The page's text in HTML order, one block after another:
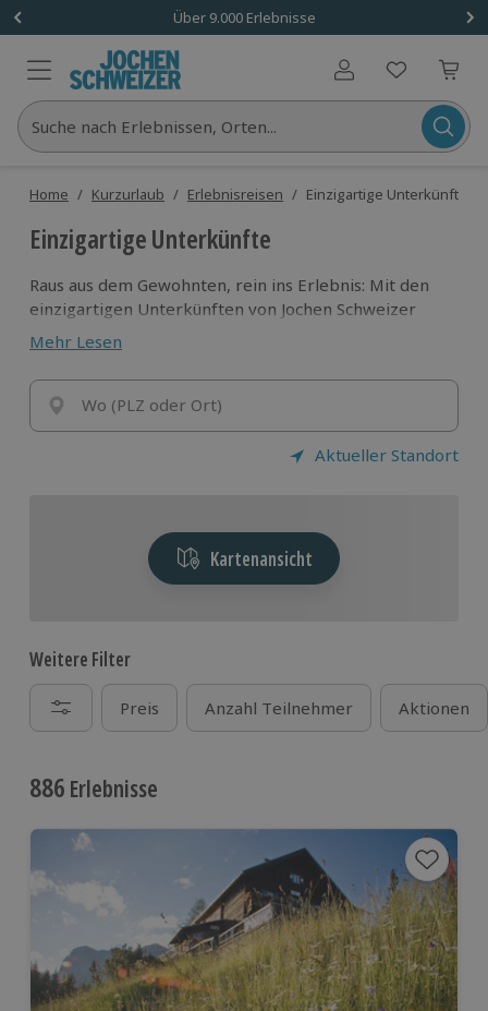
Über 9.000 Erlebnisse
Benutzerkonto
Suche nach Erlebnissen, Orten...
Home / Kurzurlaub / Erlebnisreisen / Einzigartige Unterkünfte
Einzigartige Unterkünfte
Raus aus dem Gewohnten, rein ins Erlebnis: Mit den
einzigartigen Unterkünften von Jochen Schweizer
wird jede Auszeit besonders. Ob gemütlich,
außergewöhnlich oder mitten in der Natur – hier wird
Übernachten selbst zum Abenteuer.
Finde dein persönliches Highlight und erlebe, wie sich
echtes Abschalten anfühlt.
Mehr Lesen
Wo (PLZ oder Ort)
Aktueller Standort
Kartenansicht
Weitere Filter
Preis Anzahl Teilnehmer Aktionen
886 Erlebnisse